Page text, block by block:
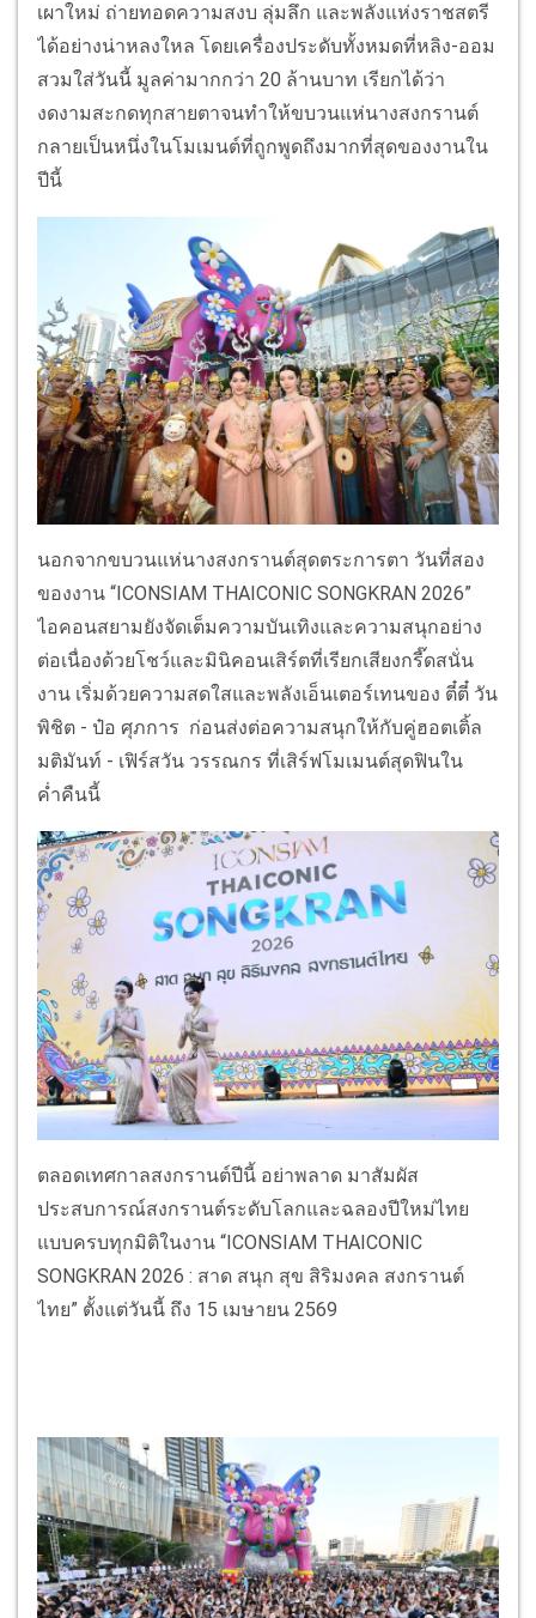
เผาใหม่ ถ่ายทอดความสงบ ลุ่มลึก และพลังแห่งราชสตรี
ได้อย่างน่าหลงใหล โดยเครื่องประดับทั้งหมดที่หลิง-ออม
สวมใส่วันนี้ มูลค่ามากกว่า 20 ล้านบาท เรียกได้ว่า
งดงามสะกดทุกสายตาจนทำให้ขบวนแห่นางสงกรานต์
กลายเป็นหนึ่งในโมเมนต์ที่ถูกพูดถึงมากที่สุดของงานใน
ปีนี้
นอกจากขบวนแห่นางสงกรานต์สุดตระการตา วันที่สอง
ของงาน “ICONSIAM THAICONIC SONGKRAN 2026”
ไอคอนสยามยังจัดเต็มความบันเทิงและความสนุกอย่าง
ต่อเนื่องด้วยโชว์และมินิคอนเสิร์ตที่เรียกเสียงกรี๊ดสนั่น
งาน เริ่มด้วยความสดใสและพลังเอ็นเตอร์เทนของ ตี๋ตี๋ วัน
พิชิต - ป๋อ ศุภการ ก่อนส่งต่อความสนุกให้กับคู่ฮอตเติ้ล
มติมันท์ - เฟิร์สวัน วรรณกร ที่เสิร์ฟโมเมนต์สุดฟินใน
ค่ำคืนนี้
ตลอดเทศกาลสงกรานต์ปีนี้ อย่าพลาด มาสัมผัส
ประสบการณ์สงกรานต์ระดับโลกและฉลองปีใหม่ไทย
แบบครบทุกมิติในงาน “ICONSIAM THAICONIC
SONGKRAN 2026 : สาด สนุก สุข สิริมงคล สงกรานต์
ไทย” ตั้งแต่วันนี้ ถึง 15 เมษายน 2569